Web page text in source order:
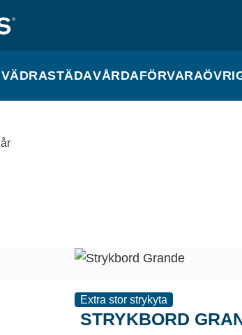
STÄDAVÅRDAFÖRVARA
Extra stor strykyta
STRYKBORD